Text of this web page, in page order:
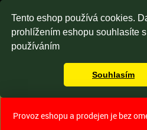
Tento eshop používá cookies.
prohlížením eshopu souhlasíte
používáním
Souhlasím
Provoz eshopu a prodejen je bez